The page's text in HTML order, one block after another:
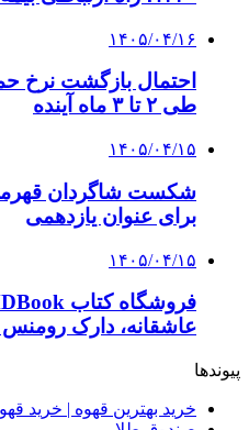
خرید ابزار آلات دستی
چطور ابزار اصل را با
4 هفته پیش
چرا انتخاب
4 هفته پیش
از کجا تجهیزات
انتخاب بهترین فروشنده
۱۴۰۵/۰۴/۱۸
راه اندازی مرغداری؛